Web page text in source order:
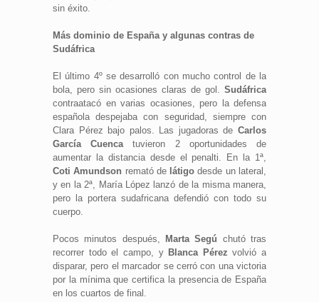
sin éxito.
Más dominio de España y algunas contras de
Sudáfrica
El último 4º se desarrolló con mucho control de la
bola, pero sin ocasiones claras de gol. Sudáfrica
contraatacó en varias ocasiones, pero la defensa
española despejaba con seguridad, siempre con
Clara Pérez bajo palos. Las jugadoras de Carlos
García Cuenca tuvieron 2 oportunidades de
aumentar la distancia desde el penalti. En la 1ª,
Coti Amundson remató de látigo desde un lateral,
y en la 2ª, María López lanzó de la misma manera,
pero la portera sudafricana defendió con todo su
cuerpo.
Pocos minutos después, Marta Segú chutó tras
recorrer todo el campo, y Blanca Pérez volvió a
disparar, pero el marcador se cerró con una victoria
por la mínima que certifica la presencia de España
en los cuartos de final.